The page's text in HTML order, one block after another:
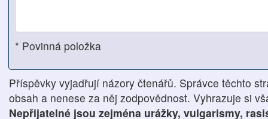
* Povinná položka
Příspěvky vyjadřují názory čtenářů. Správce těchto
obsah a nenese za něj zodpovědnost. Vyhrazuje si
Nepřijatelné jsou zejména urážky, vulgarismy,